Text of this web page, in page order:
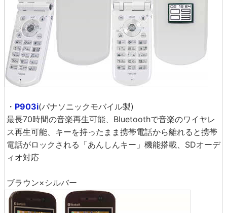
・ P903i(パナソニックモバイル製)
最長70時間の音楽再生可能、Bluetoothで音楽のワイヤレ
ス再生可能、キーを持ったまま携帯電話から離れると携帯
電話がロックされる「あんしんキー」機能搭載、SDオーデ
ィオ対応
ブラウン×シルバー